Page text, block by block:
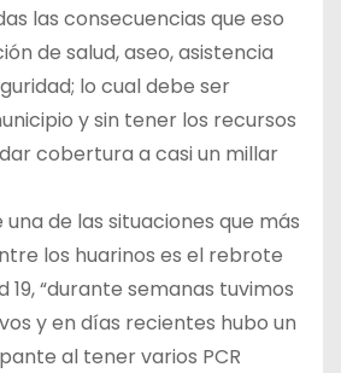
las consecuencias que eso
de salud, aseo, asistencia
lo cual debe ser
y sin tener los recursos
cobertura a casi un millar
de las situaciones que más
los huarinos es el rebrote
19, “durante semanas tuvimos
y en días recientes hubo un
al tener varios PCR